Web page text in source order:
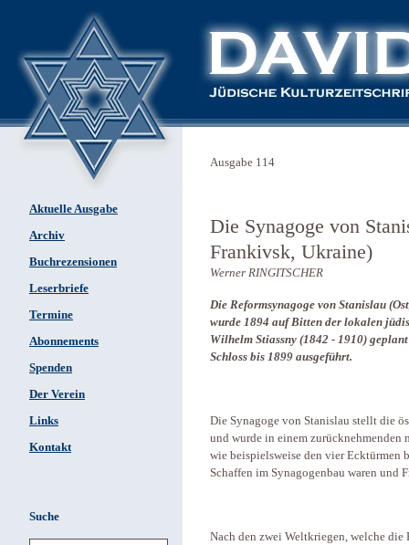
Aktuelle Ausgabe
Archiv
Buchrezensionen
Leserbriefe
Termine
Abonnements
Spenden
Der Verein
Links
Kontakt
Suche
Ausgabe 114
Die Synagoge von
Frankivsk, Ukraine)
Werner RINGITSCHER
Die Reformsynagoge von Stanislau
wurde 1894 auf Bitten der lokalen
Wilhelm Stiassny (1842 - 1910)
Schloss bis 1899 ausgeführt.
Die Synagoge von Stanislau stellt die
und wurde in einem zurücknehmenden
wie beispielsweise den vier Ecktürmen
Schaffen im Synagogenbau waren und
Nach den zwei Weltkriegen, welche